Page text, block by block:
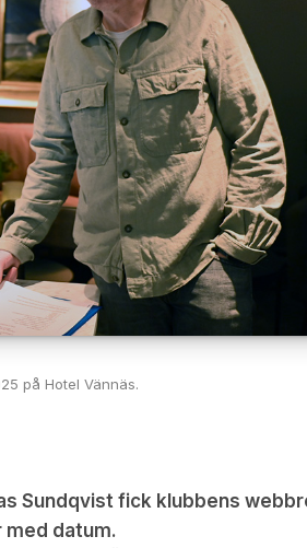
på Hotel Vännäs.
Sundqvist fick klubbens
med datum.